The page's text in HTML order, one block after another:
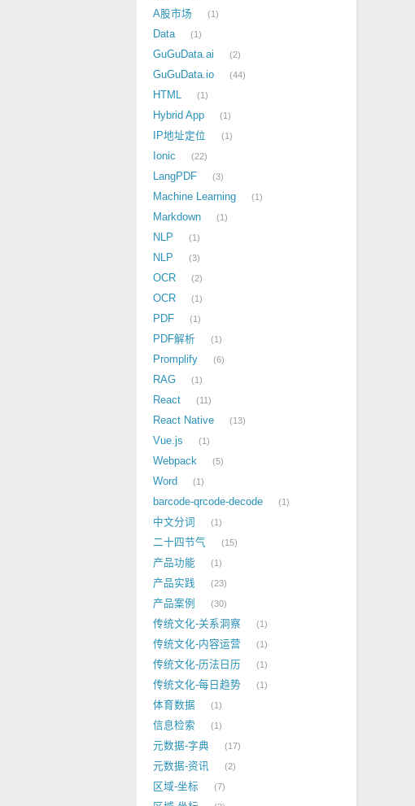
A股市场 1
Data 1
GuGuData.ai 2
GuGuData.io 44
HTML 1
Hybrid App 1
IP地址定位 1
Ionic 22
LangPDF 3
Machine Learning 1
Markdown 1
NLP 1
NLP 3
OCR 2
OCR 1
PDF 1
PDF解析 1
Promplify 6
RAG 1
React 11
React Native 13
Vue.js 1
Webpack 5
Word 1
barcode-qrcode-decode 1
中文分词 1
二十四节气 15
产品功能 1
产品实践 23
产品案例 30
传统文化-关系洞察 1
传统文化-内容运营 1
传统文化-历法日历 1
传统文化-每日趋势 1
体育数据 1
信息检索 1
元数据-字典 17
元数据-资讯 2
区域-坐标 7